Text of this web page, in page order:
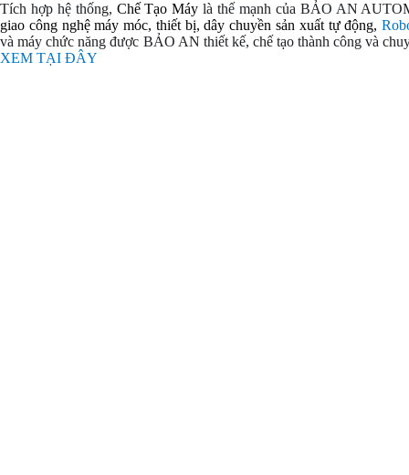
Tích hợp hệ thống, Chế Tạo Máy là thế mạnh của BẢO AN
giao công nghệmáy móc, thiết bị, dây chuyền sản xuất tự động,
và máy chức năng được BẢO AN thiết kế, chế tạo thành công và
XEM TẠI ĐÂY